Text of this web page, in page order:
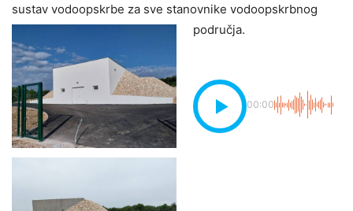
sustav vodoopskrbe za sve stanovnike vodoopskrbnog
područja.
00:00